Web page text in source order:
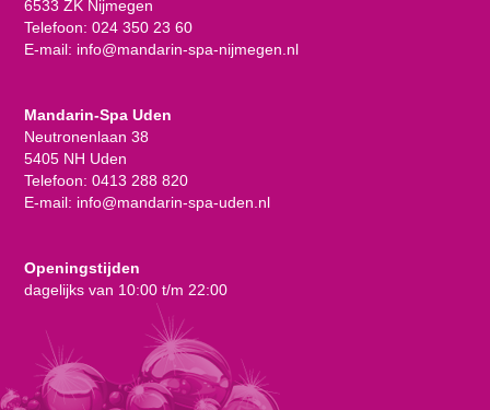
6533 ZK Nijmegen
Telefoon: 024 350 23 60
E-mail: info@mandarin-spa-nijmegen.nl
Mandarin-Spa Uden
Neutronenlaan 38
5405 NH Uden
Telefoon: 0413 288 820
E-mail: info@mandarin-spa-uden.nl
Openingstijden
dagelijks van 10:00 t/m 22:00